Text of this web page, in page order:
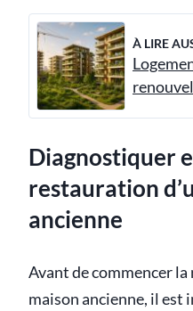
À LIRE
Diagnostiquer
restauration
ancienne
Avant de commencer
maison ancienne, il est